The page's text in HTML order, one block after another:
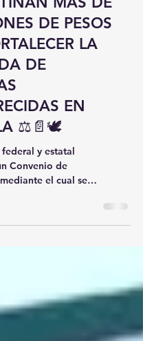
peligrosa
2 min de lectura
MÁS DE
DE PESOS
LA
DE
EN
⚖️📄🕊️
y estatal
en Tlaxcala durante el
📑💰🔎 El acuerdo fue
y contempla un
entre la